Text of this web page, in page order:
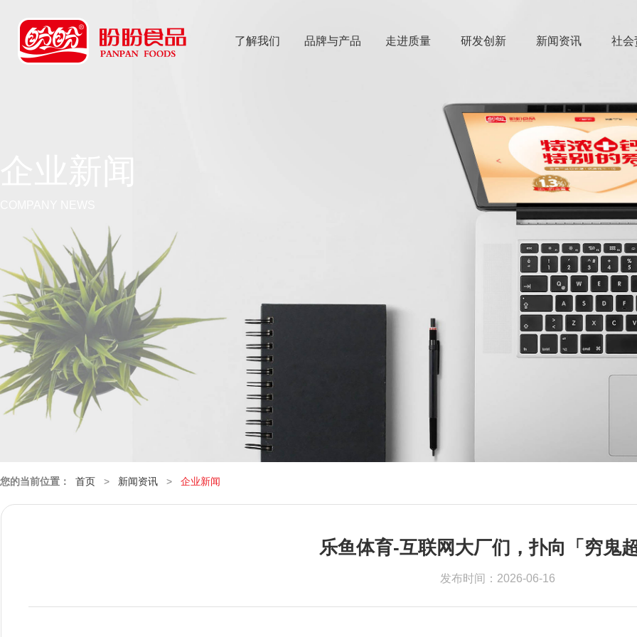
了解我们 品牌与产品 走进质量 研发创新 新闻资讯 社会
您的当前位置： 首页 > 新闻资讯 > 企业新闻
乐鱼体育-互联网大厂们，扑向「穷鬼
发布时间：2026-06-16